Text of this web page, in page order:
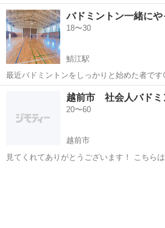
る容器の蓋の検査。 製品も目視で確認し汚
査:製品を様々な角度から目視で確認し製品
その後検査結果をパソコンを使用...
福井 その他 工場
バドミントン一緒にや
18〜30
鯖江駅
最近バドミントンをしっかりと始めた者で
やってなかったので、基礎打ちができる程
たような方または教えてくださる方居ました
年齢は24の男性です！
鯖江駅 バドミントン
越前市 社会人バドミ
20〜60
越前市
見てくれてありがとうございます！ こちら